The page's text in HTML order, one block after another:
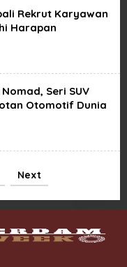
Rekrut Karyawan
Harapan
Seri SUV
Otomotif Dunia
Next